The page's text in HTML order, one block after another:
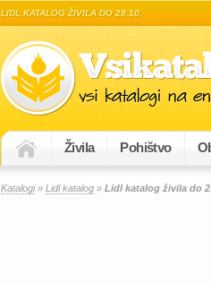
LIDL KATALOG ŽIVILA DO 29.10.
Živila Pohištvo
Katalogi» Lidl katalog » Lidl katalog živila do